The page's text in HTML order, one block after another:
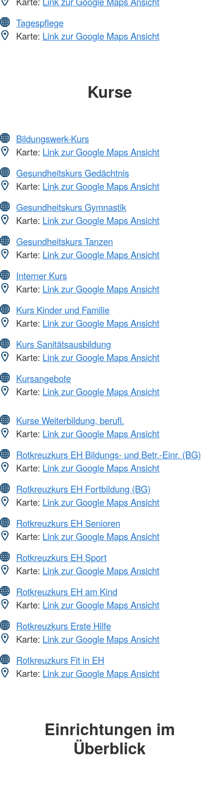
Tagespflege
Karte: Link zur Google Maps Ansicht
Kurse
Bildungswerk-Kurs
Karte: Link zur Google Maps Ansicht
Gesundheitskurs Gedächtnis
Karte: Link zur Google Maps Ansicht
Gesundheitskurs Gymnastik
Karte: Link zur Google Maps Ansicht
Gesundheitskurs Tanzen
Karte: Link zur Google Maps Ansicht
Interner Kurs
Karte: Link zur Google Maps Ansicht
Kurs Kinder und Familie
Karte: Link zur Google Maps Ansicht
Kurs Sanitätsausbildung
Karte: Link zur Google Maps Ansicht
Kursangebote
Karte: Link zur Google Maps Ansicht
Kurse Weiterbildung, berufl.
Karte: Link zur Google Maps Ansicht
Rotkreuzkurs EH Bildungs- und Betr.-Einr. (BG)
Karte: Link zur Google Maps Ansicht
Rotkreuzkurs EH Fortbildung (BG)
Karte: Link zur Google Maps Ansicht
Rotkreuzkurs EH Senioren
Karte: Link zur Google Maps Ansicht
Rotkreuzkurs EH Sport
Karte: Link zur Google Maps Ansicht
Rotkreuzkurs EH am Kind
Karte: Link zur Google Maps Ansicht
Rotkreuzkurs Erste Hilfe
Karte: Link zur Google Maps Ansicht
Rotkreuzkurs Fit in EH
Karte: Link zur Google Maps Ansicht
Einrichtungen im
Überblick